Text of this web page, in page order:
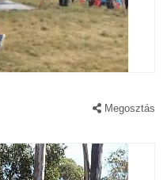
Megosztás